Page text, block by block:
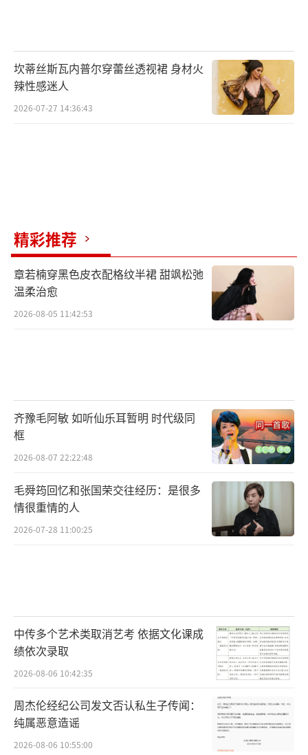
坎蒂丝斯瓦内普尔穿蕾丝透视裙 身材火
辣性感迷人
2026-07-27 14:36:43
精彩推荐
章若楠穿黑色皮衣配格纹半裙 甜飒松弛
温柔治愈
2026-08-05 11:42:53
齐豫毛阿敏 如听仙乐耳暂明 时代级同
框
2026-08-07 22:22:48
毛舜筠回忆和张国荣交往经历：是很多
情很重情的人
2026-07-28 11:00:25
中传多个艺术类取消艺考 依据文化课成
绩依次录取
2026-08-06 10:42:35
周杰伦经纪公司发文否认私生子传闻：
纯属恶意造谣
2026-08-06 10:55:00